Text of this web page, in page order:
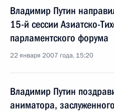
Владимир Путин
15-й сессии Азиатско-
парламентского форума
22 января 2007 года, 15:20
Владимир Путин
аниматора,